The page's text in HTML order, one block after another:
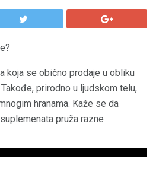
koja se obično prodaje u obliku
prirodno u ljudskom telu,
hranama. Kaže se da
pruža razne